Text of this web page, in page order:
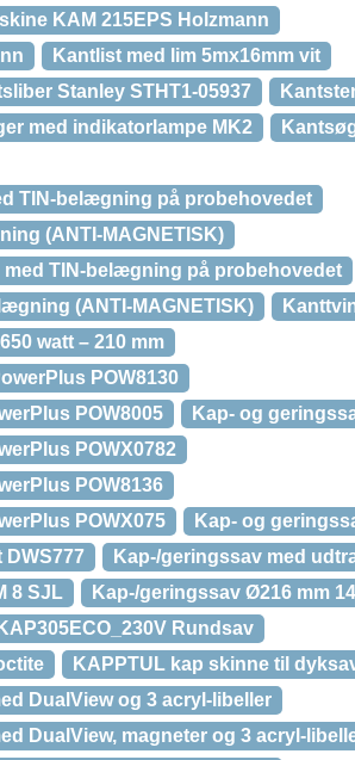
KAM 215EPS Holzmann
Kantlist med lim 5mx16mm vit
Stanley STHT1-05937
med indikatorlampe MK2
TIN-belægning på probehovedet
(ANTI-MAGNETISK)
med TIN-belægning på probehovedet
(ANTI-MAGNETISK)
watt – 210 mm
POW8130
POW8005
Kap- og
POWX0782
POW8136
POWX075
Kap- og
DWS777
Kap-/geringssav med
8 SJL
Kap-/geringssav Ø216 mm
KAP305ECO_230V Rundsav
KAPPTUL kap skinne til
DualView og 3 acryl-libeller
DualView, magneter og 3 acryl-